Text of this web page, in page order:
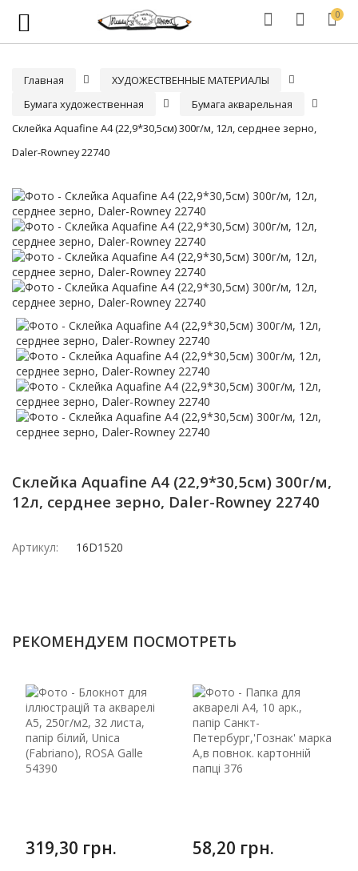
0
Главная
ХУДОЖЕСТВЕННЫЕ МАТЕРИАЛЫ
Бумага художественная
Бумага акварельная
Склейка Aquafine A4 (22,9*30,5см) 300г/м, 12л, серднее зерно,
Daler-Rowney 22740
Склейка Aquafine A4 (22,9*30,5см) 300г/м,
12л, серднее зерно, Daler-Rowney 22740
Артикул: 16D1520
РЕКОМЕНДУЕМ ПОСМОТРЕТЬ
319,30 грн. 58,20 грн.